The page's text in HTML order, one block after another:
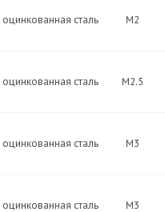
оцинкованная сталь М2
оцинкованная сталь М2.5
оцинкованная сталь М3
оцинкованная сталь М3